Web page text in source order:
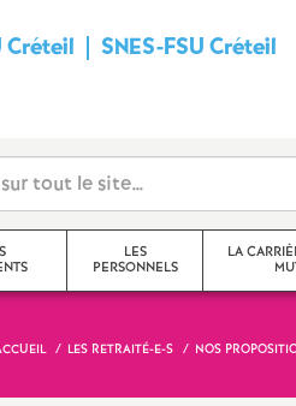
SNES-FSUCréteil
i
c
LES
PERSONNELS
LA
LES RETRAITÉ-E-S NOS